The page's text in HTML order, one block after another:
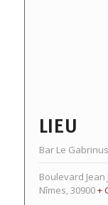
LIEU
Bar Le Gabrinus
Boulevard Jean
Nîmes,30900+